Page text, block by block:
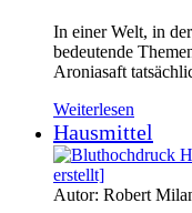
In einer Welt, in
bedeutende
Aroniasaft
Weiterlesen
Hausmittel
Autor: Robert